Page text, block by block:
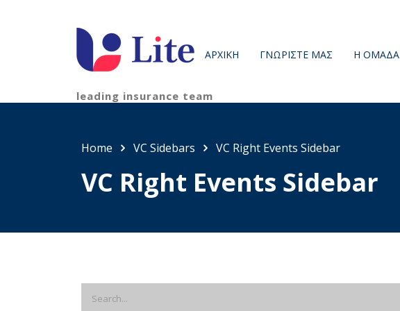
ΑΡΧΙΚΗ ΓΝΩΡΊΣΤΕ ΜΑΣ Η ΟΜΆΔΑ
leading insurance team
Home VC Sidebars VC Right Events Sidebar
VC Right Events Sidebar